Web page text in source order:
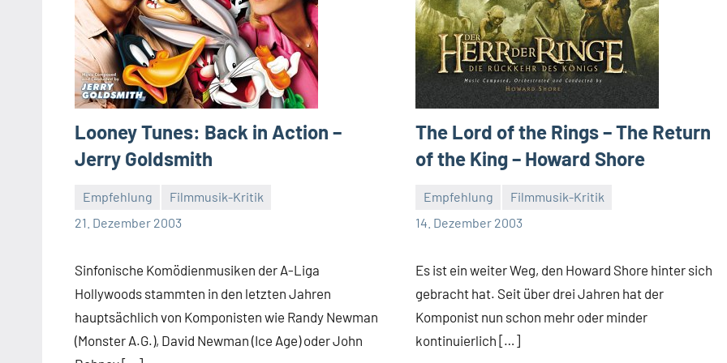
Looney Tunes: Back in Action –
Jerry Goldsmith
Empfehlung
Filmmusik-Kritik
21. Dezember 2003
Mike
Sinfonische Komödienmusiken der A-Liga
Hollywoods stammten in den letzten Jahren
hauptsächlich von Komponisten wie Randy Newman
(Monster A.G.), David Newman (Ice Age) oder John
The Lord of the Rings – The Return
of the King – Howard Shore
Empfehlung
Filmmusik-Kritik
14. Dezember 2003
Mike
Keine
Es ist ein weiter Weg, den Howard Shore hinter sich
gebracht hat. Seit über drei Jahren hat der
Komponist nun schon mehr oder minder
kontinuierlich […]